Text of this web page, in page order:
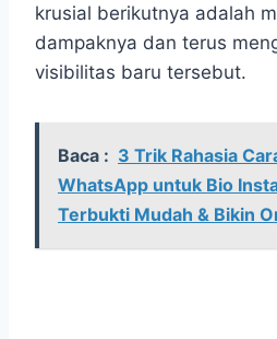
krusial berikutnya adalah
dampaknya dan terus
visibilitas baru tersebut.
Baca : 3 Trik Rahasia
WhatsApp untuk Bio
Terbukti Mudah & Bikin